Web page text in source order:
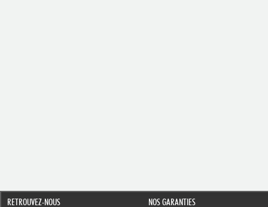
RETROUVEZ-NOUS NOS GARANTIES